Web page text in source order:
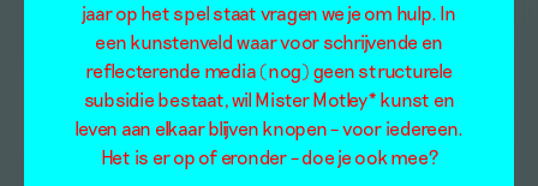
jaar op het spel staat vragen we je om hulp. In
een kunstenveld waar voor schrijvende en
reflecterende media (nog) geen structurele
subsidie bestaat, wil Mister Motley* kunst en
leven aan elkaar blijven knopen – voor iedereen.
Het is er op of eronder – doe je ook mee?